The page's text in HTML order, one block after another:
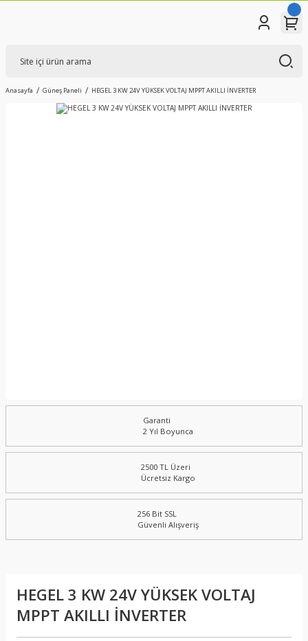
Anasayfa Güneş Paneli HEGEL 3 KW 24V YÜKSEK VOLTAJ MPPT AKILLI İNVERTER
Garanti
2 Yıl Boyunca
2500 TL Üzeri
Ücretsiz Kargo
256 Bit SSL
Güvenli Alışveriş
HEGEL 3 KW 24V YÜKSEK VOLTAJ
MPPT AKILLI İNVERTER